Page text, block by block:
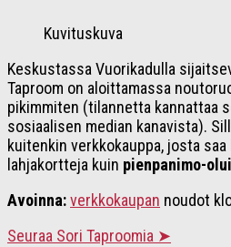
Kuvituskuva
Keskustassa Vuorikadulla
Taproom on aloittamassa
pikimmiten (tilannetta kannattaa
sosiaalisen median kanavista).
kuitenkin verkkokauppa, josta
lahjakortteja kuin pienpanimo-
Avoinna:verkkokaupan noudot
Seuraa Sori Taproomia ➤